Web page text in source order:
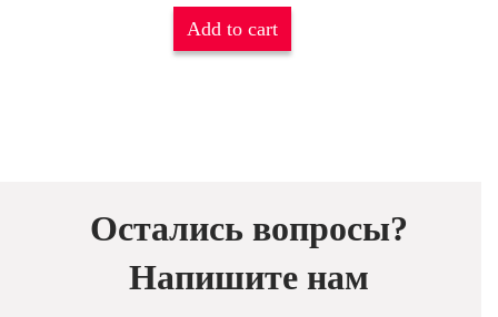
Add to cart
Остались вопросы?
Напишите нам